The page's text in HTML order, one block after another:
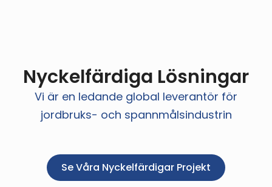
Nyckelfärdiga Lösningar
Vi är en ledande global leverantör för
jordbruks- och spannmålsindustrin
Se Våra Nyckelfärdigar Projekt